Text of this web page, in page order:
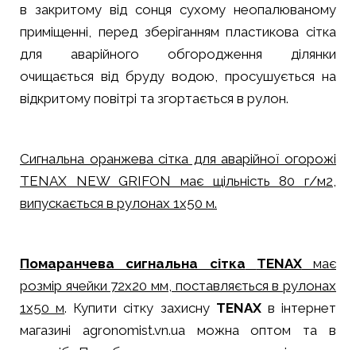
в закритому від сонця сухому неопалюваному
приміщенні, перед зберіганням пластикова сітка
для аварійного обгородження ділянки
очищається від бруду водою, просушується на
відкритому повітрі та згортається в рулон.
Сигнальна оранжева сітка для аварійної огорожі
TENAX NEW GRIFON має щільність 80 г/м2,
випускається в рулонах 1х50 м.
Помаранчева сигнальна сітка TENAX
має
розмір ячейки 72х20 мм, поставляється в рулонах
1х50 м. Купити сітку захисну TENAXв інтернет
магазині agronomist.vn.ua можна оптом та в